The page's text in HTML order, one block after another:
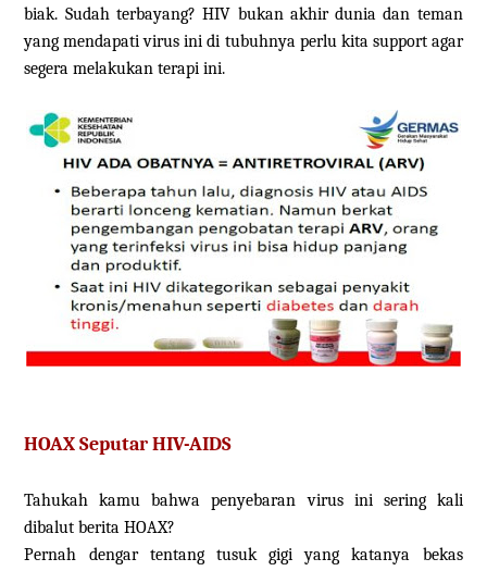
biak. Sudah terbayang? HIV bukan akhir dunia dan teman
yang mendapati virus ini di tubuhnya perlu kita support agar
segera melakukan terapi ini.
HOAX Seputar HIV-AIDS
Tahukah kamu bahwa penyebaran virus ini sering kali
dibalut berita HOAX?
Pernah dengar tentang tusuk gigi yang katanya bekas